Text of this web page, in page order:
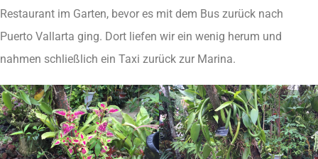
Restaurant im Garten, bevor es mit dem Bus zurück nach
Puerto Vallarta ging. Dort liefen wir ein wenig herum und
nahmen schließlich ein Taxi zurück zur Marina.